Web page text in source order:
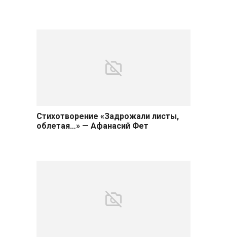
Стихотворение «Задрожали листы,
облетая…» — Афанасий Фет